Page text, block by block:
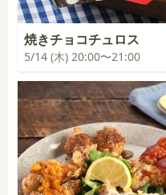
焼きチョコチュロス
5/14 (木) 20:00〜21:00